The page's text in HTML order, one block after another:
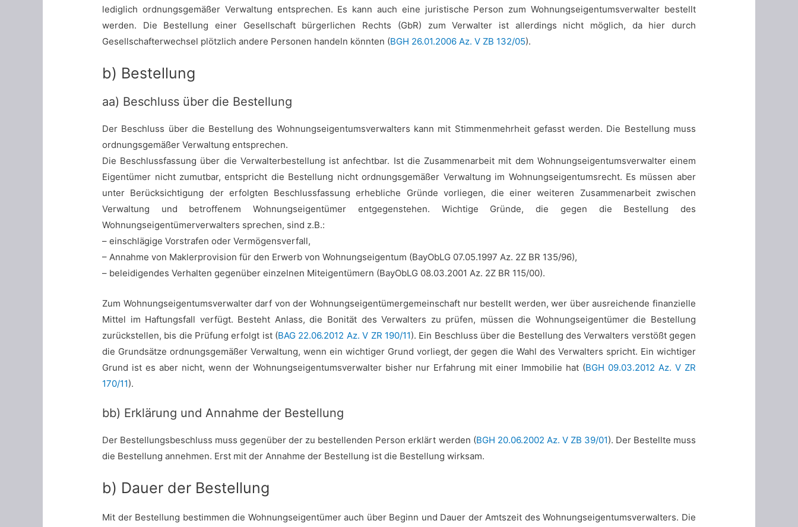
lediglich ordnungsgemäßer Verwaltung entsprechen. Es kann auch eine juristische Person zum Wohnungseigentumsverwalter bestellt
werden. Die Bestellung einer Gesellschaft bürgerlichen Rechts (GbR) zum Verwalter ist allerdings nicht möglich, da hier durch
Gesellschafterwechsel plötzlich andere Personen handeln könnten (BGH 26.01.2006 Az. V ZB 132/05).
b) Bestellung
aa) Beschluss über die Bestellung
Der Beschluss über die Bestellung des Wohnungseigentumsverwalters kann mit Stimmenmehrheit gefasst werden. Die Bestellung muss
ordnungsgemäßer Verwaltung entsprechen.
Die Beschlussfassung über die Verwalterbestellung ist anfechtbar. Ist die Zusammenarbeit mit dem Wohnungseigentumsverwalter einem
Eigentümer nicht zumutbar, entspricht die Bestellung nicht ordnungsgemäßer Verwaltung im Wohnungseigentumsrecht. Es müssen aber
unter Berücksichtigung der erfolgten Beschlussfassung erhebliche Gründe vorliegen, die einer weiteren Zusammenarbeit zwischen
Verwaltung und betroffenem Wohnungseigentümer entgegenstehen. Wichtige Gründe, die gegen die Bestellung des
Wohnungseigentümerverwalters sprechen, sind z.B.:
– einschlägige Vorstrafen oder Vermögensverfall,
– Annahme von Maklerprovision für den Erwerb von Wohnungseigentum (BayObLG 07.05.1997 Az. 2Z BR 135/96),
– beleidigendes Verhalten gegenüber einzelnen Miteigentümern (BayObLG 08.03.2001 Az. 2Z BR 115/00).
Zum Wohnungseigentumsverwalter darf von der Wohnungseigentümergemeinschaft nur bestellt werden, wer über ausreichende finanzielle
Mittel im Haftungsfall verfügt. Besteht Anlass, die Bonität des Verwalters zu prüfen, müssen die Wohnungseigentümer die Bestellung
zurückstellen, bis die Prüfung erfolgt ist (BAG 22.06.2012 Az. V ZR 190/11). Ein Beschluss über die Bestellung des Verwalters verstößt gegen
die Grundsätze ordnungsgemäßer Verwaltung, wenn ein wichtiger Grund vorliegt, der gegen die Wahl des Verwalters spricht. Ein wichtiger
Grund ist es aber nicht, wenn der Wohnungseigentumsverwalter bisher nur Erfahrung mit einer Immobilie hat (BGH 09.03.2012 Az. V ZR
170/11).
bb) Erklärung und Annahme der Bestellung
Der Bestellungsbeschluss muss gegenüber der zu bestellenden Person erklärt werden (BGH 20.06.2002 Az. V ZB 39/01). Der Bestellte muss
die Bestellung annehmen. Erst mit der Annahme der Bestellung ist die Bestellung wirksam.
b) Dauer der Bestellung
Mit der Bestellung bestimmen die Wohnungseigentümer auch über Beginn und Dauer der Amtszeit des Wohnungseigentumsverwalters. Die